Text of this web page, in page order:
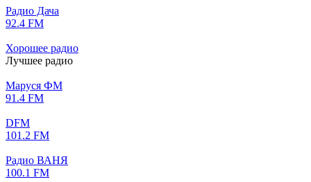
Радио Дача
92.4 FM
Хорошее радио
Лучшее радио
Маруся ФМ
91.4 FM
DFM
101.2 FM
Радио ВАНЯ
100.1 FM